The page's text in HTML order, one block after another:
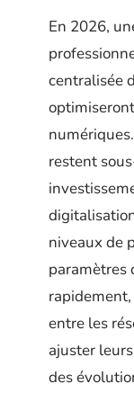
En 2026,
centralisée
restent
niveaux de
paramètres
entre les
ajuster
des